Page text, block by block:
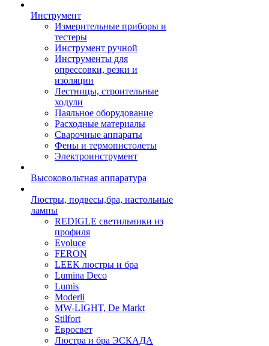
Инструмент
Измерительные приборы и
тестеры
Инструмент ручной
Инструменты для
опрессовки, резки и
изоляции
Лестницы, строительные
ходули
Паяльное оборудование
Расходные материалы
Сварочные аппараты
Фены и термопистолеты
Электроинструмент
Высоковольтная аппаратура
Люстры, подвесы,бра, настольные
лампы
REDIGLE светильники из
профиля
Evoluce
FERON
LEEK люстры и бра
Lumina Deco
Lumis
Moderli
MW-LIGHT, De Markt
Stilfort
Евросвет
Люстра и бра ЭСКАДА